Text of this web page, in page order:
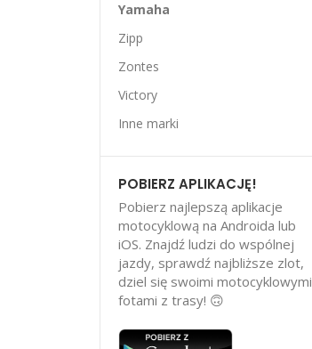
Yamaha
Zipp
Zontes
Victory
Inne marki
POBIERZ APLIKACJĘ!
Pobierz najlepszą aplikacje
motocyklową na Androida lub
iOS. Znajdź ludzi do wspólnej
jazdy, sprawdź najbliższe zlot,
dziel się swoimi motocyklowymi
fotami z trasy! 🙃